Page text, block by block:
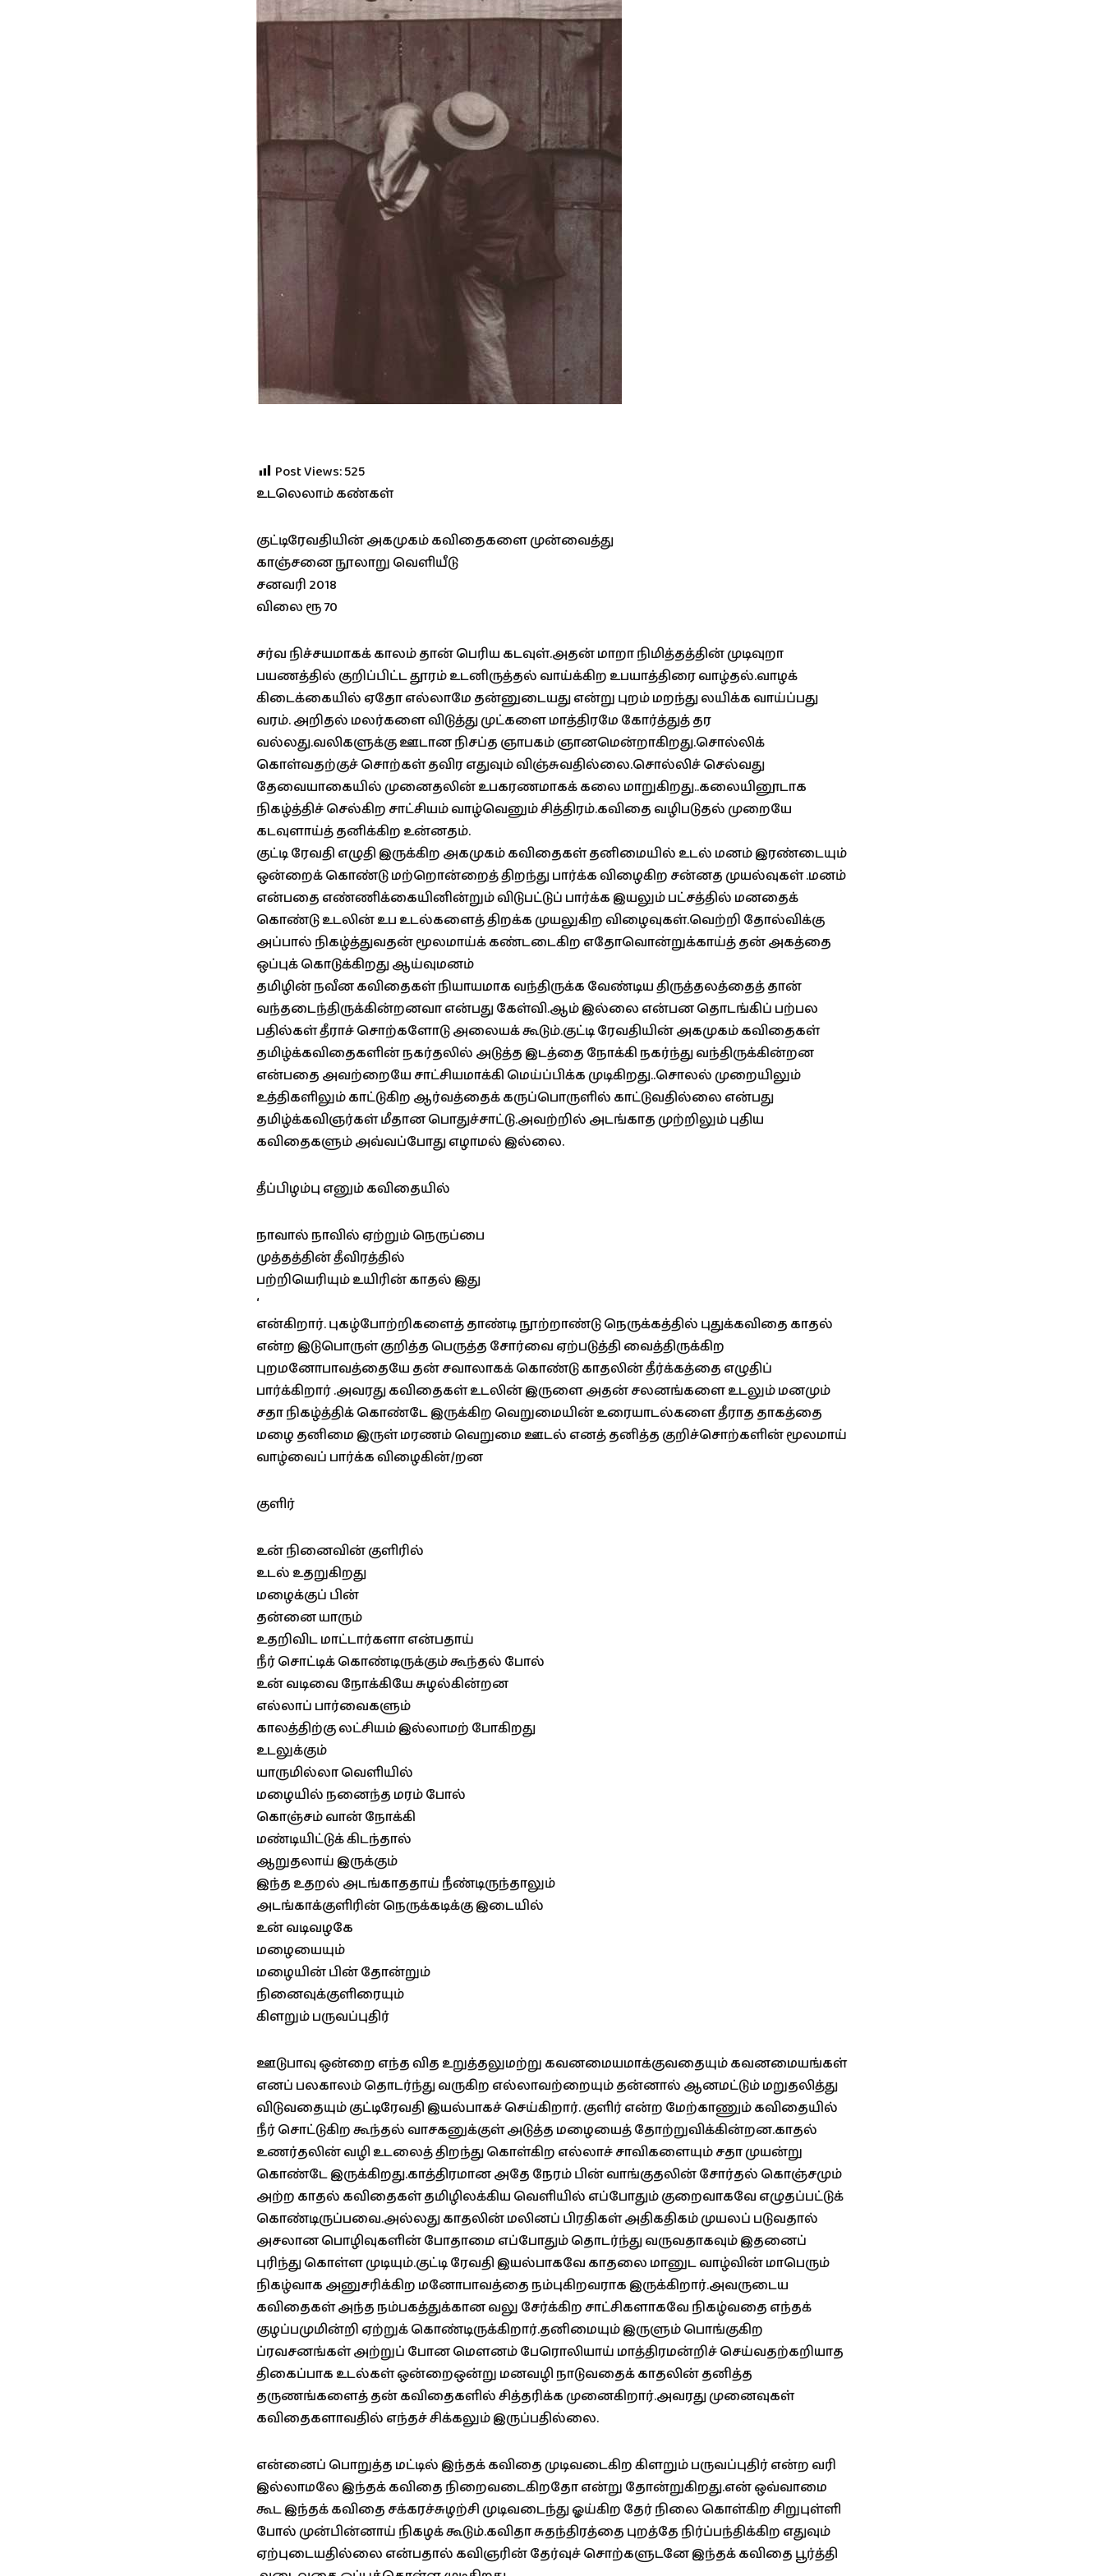
Post Views:525
உடலெலாம் கண்கள்
குட்டிரேவதியின் அகமுகம் கவிதைகளை முன்வைத்து
காஞ்சனை நூலாறு வெளியீடு
சனவரி 2018
விலை ரூ 70
சர்வ நிச்சயமாகக் காலம் தான் பெரிய கடவுள்.அதன் மாறா நிமித்தத்தின் முடிவுறா
பயணத்தில் குறிப்பிட்ட தூரம் உடனிருத்தல் வாய்க்கிற உபயாத்திரை வாழ்தல்.வாழக்
கிடைக்கையில் ஏதோ எல்லாமே தன்னுடையது என்று புறம் மறந்து லயிக்க வாய்ப்பது
வரம். அறிதல் மலர்களை விடுத்து முட்களை மாத்திரமே கோர்த்துத் தர
வல்லது.வலிகளுக்கு ஊடான நிசப்த ஞாபகம் ஞானமென்றாகிறது.சொல்லிக்
கொள்வதற்குச் சொற்கள் தவிர எதுவும் விஞ்சுவதில்லை.சொல்லிச் செல்வது
தேவையாகையில் முனைதலின் உபகரணமாகக் கலை மாறுகிறது..கலையினூடாக
நிகழ்த்திச் செல்கிற சாட்சியம் வாழ்வெனும் சித்திரம்.கவிதை வழிபடுதல் முறையே
கடவுளாய்த் தனிக்கிற உன்னதம்.
குட்டி ரேவதி எழுதி இருக்கிற அகமுகம் கவிதைகள் தனிமையில் உடல் மனம் இரண்டையும்
ஒன்றைக் கொண்டு மற்றொன்றைத் திறந்து பார்க்க விழைகிற சன்னத முயல்வுகள் .மனம்
என்பதை எண்ணிக்கையினின்றும் விடுபட்டுப் பார்க்க இயலும் பட்சத்தில் மனதைக்
கொண்டு உடலின் உப உடல்களைத் திறக்க முயலுகிற விழைவுகள்.வெற்றி தோல்விக்கு
அப்பால் நிகழ்த்துவதன் மூலமாய்க் கண்டடைகிற எதோவொன்றுக்காய்த் தன் அகத்தை
ஒப்புக் கொடுக்கிறது ஆய்வுமனம்
தமிழின் நவீன கவிதைகள் நியாயமாக வந்திருக்க வேண்டிய திருத்தலத்தைத் தான்
வந்தடைந்திருக்கின்றனவா என்பது கேள்வி.ஆம் இல்லை என்பன தொடங்கிப் பற்பல
பதில்கள் தீராச் சொற்களோடு அலையக் கூடும்.குட்டி ரேவதியின் அகமுகம் கவிதைகள்
தமிழ்க்கவிதைகளின் நகர்தலில் அடுத்த இடத்தை நோக்கி நகர்ந்து வந்திருக்கின்றன
என்பதை அவற்றையே சாட்சியமாக்கி மெய்ப்பிக்க முடிகிறது..சொலல் முறையிலும்
உத்திகளிலும் காட்டுகிற ஆர்வத்தைக் கருப்பொருளில் காட்டுவதில்லை என்பது
தமிழ்க்கவிஞர்கள் மீதான பொதுச்சாட்டு.அவற்றில் அடங்காத முற்றிலும் புதிய
கவிதைகளும் அவ்வப்போது எழாமல் இல்லை.
தீப்பிழம்பு எனும் கவிதையில்
நாவால் நாவில் ஏற்றும் நெருப்பை
முத்தத்தின் தீவிரத்தில்
பற்றியெரியும் உயிரின் காதல் இது
‘
என்கிறார். புகழ்போற்றிகளைத் தாண்டி நூற்றாண்டு நெருக்கத்தில் புதுக்கவிதை காதல்
என்ற இடுபொருள் குறித்த பெருத்த சோர்வை ஏற்படுத்தி வைத்திருக்கிற
புறமனோபாவத்தையே தன் சவாலாகக் கொண்டு காதலின் தீர்க்கத்தை எழுதிப்
பார்க்கிறார் .அவரது கவிதைகள் உடலின் இருளை அதன் சலனங்களை உடலும் மனமும்
சதா நிகழ்த்திக் கொண்டே இருக்கிற வெறுமையின் உரையாடல்களை தீராத தாகத்தை
மழை தனிமை இருள் மரணம் வெறுமை ஊடல் எனத் தனித்த குறிச்சொற்களின் மூலமாய்
வாழ்வைப் பார்க்க விழைகின்/றன
குளிர்
உன் நினைவின் குளிரில்
உடல் உதறுகிறது
மழைக்குப் பின்
தன்னை யாரும்
உதறிவிட மாட்டார்களா என்பதாய்
நீர் சொட்டிக் கொண்டிருக்கும் கூந்தல் போல்
உன் வடிவை நோக்கியே சுழல்கின்றன
எல்லாப் பார்வைகளும்
காலத்திற்கு லட்சியம் இல்லாமற் போகிறது
உடலுக்கும்
யாருமில்லா வெளியில்
மழையில் நனைந்த மரம் போல்
கொஞ்சம் வான் நோக்கி
மண்டியிட்டுக் கிடந்தால்
ஆறுதலாய் இருக்கும்
இந்த உதறல் அடங்காததாய் நீண்டிருந்தாலும்
அடங்காக்குளிரின் நெருக்கடிக்கு இடையில்
உன் வடிவழகே
மழையையும்
மழையின் பின் தோன்றும்
நினைவுக்குளிரையும்
கிளறும் பருவப்புதிர்
ஊடுபாவு ஒன்றை எந்த வித உறுத்தலுமற்று கவனமையமாக்குவதையும் கவனமையங்கள்
எனப் பலகாலம் தொடர்ந்து வருகிற எல்லாவற்றையும் தன்னால் ஆனமட்டும் மறுதலித்து
விடுவதையும் குட்டிரேவதி இயல்பாகச் செய்கிறார். குளிர் என்ற மேற்காணும் கவிதையில்
நீர் சொட்டுகிற கூந்தல் வாசகனுக்குள் அடுத்த மழையைத் தோற்றுவிக்கின்றன.காதல்
உணர்தலின் வழி உடலைத் திறந்து கொள்கிற எல்லாச் சாவிகளையும் சதா முயன்று
கொண்டே இருக்கிறது.காத்திரமான அதே நேரம் பின் வாங்குதலின் சோர்தல் கொஞ்சமும்
அற்ற காதல் கவிதைகள் தமிழிலக்கிய வெளியில் எப்போதும் குறைவாகவே எழுதப்பட்டுக்
கொண்டிருப்பவை.அல்லது காதலின் மலினப் பிரதிகள் அதிகதிகம் முயலப் படுவதால்
அசலான பொழிவுகளின் போதாமை எப்போதும் தொடர்ந்து வருவதாகவும் இதனைப்
புரிந்து கொள்ள முடியும்.குட்டி ரேவதி இயல்பாகவே காதலை மானுட வாழ்வின் மாபெரும்
நிகழ்வாக அனுசரிக்கிற மனோபாவத்தை நம்புகிறவராக இருக்கிறார்.அவருடைய
கவிதைகள் அந்த நம்பகத்துக்கான வலு சேர்க்கிற சாட்சிகளாகவே நிகழ்வதை எந்தக்
குழப்பமுமின்றி ஏற்றுக் கொண்டிருக்கிறார்.தனிமையும் இருளும் பொங்குகிற
ப்ரவசனங்கள் அற்றுப் போன மௌனம் பேரொலியாய் மாத்திரமன்றிச் செய்வதற்கறியாத
திகைப்பாக உடல்கள் ஒன்றைஒன்று மனவழி நாடுவதைக் காதலின் தனித்த
தருணங்களைத் தன் கவிதைகளில் சித்தரிக்க முனைகிறார்.அவரது முனைவுகள்
கவிதைகளாவதில் எந்தச் சிக்கலும் இருப்பதில்லை.
என்னைப் பொறுத்த மட்டில் இந்தக் கவிதை முடிவடைகிற கிளறும் பருவப்புதிர் என்ற வரி
இல்லாமலே இந்தக் கவிதை நிறைவடைகிறதோ என்று தோன்றுகிறது.என் ஒவ்வாமை
கூட இந்தக் கவிதை சக்கரச்சுழற்சி முடிவடைந்து ஓய்கிற தேர் நிலை கொள்கிற சிறுபுள்ளி
போல் முன்பின்னாய் நிகழக் கூடும்.கவிதா சுதந்திரத்தை புறத்தே நிர்ப்பந்திக்கிற எதுவும்
ஏற்புடையதில்லை என்பதால் கவிஞரின் தேர்வுச் சொற்களுடனே இந்தக் கவிதை பூர்த்தி